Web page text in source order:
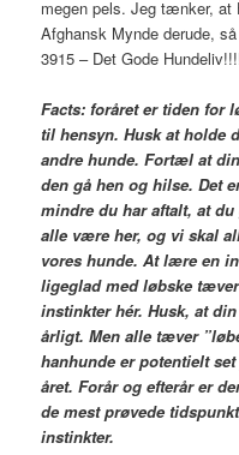
megen pels. Jeg tænker,
Afghansk Mynde derude,
3915 – Det Gode
Facts: foråret er tiden for
til hensyn. Husk at holde
andre hunde. Fortæl at
den gå hen og hilse. Det
mindre du har aftalt, at
alle være her, og vi skal
vores hunde. At lære en
ligeglad med løbske
instinkter hér. Husk, at
årligt. Men alle tæver
hanhunde er potentielt
året. Forår og efterår er
de mest prøvede
instinkter.